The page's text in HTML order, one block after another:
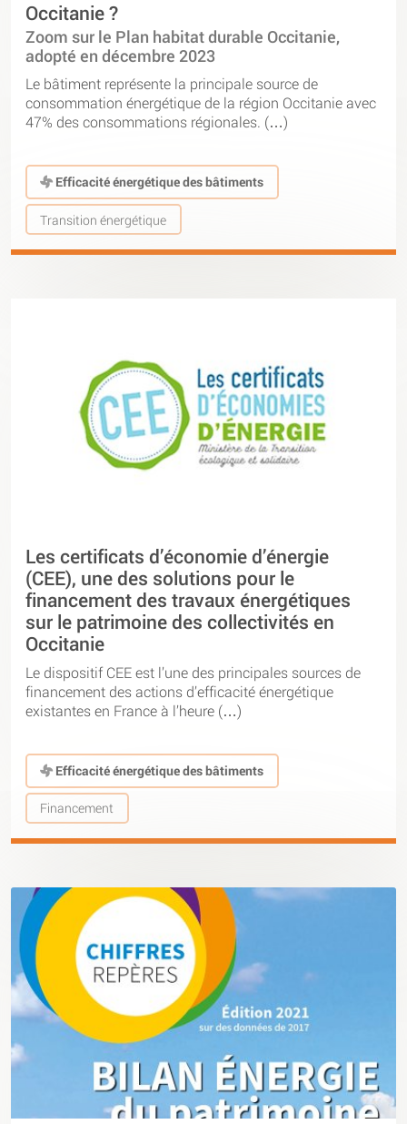
Occitanie ?
Zoom sur le Plan habitat durable Occitanie,
adopté en décembre 2023
Le bâtiment représente la principale source de
consommation énergétique de la région Occitanie avec
47% des consommations régionales. (…)
Efficacité énergétique des bâtiments
Transition énergétique
Les certificats d’économie d’énergie
(CEE), une des solutions pour le
financement des travaux énergétiques
sur le patrimoine des collectivités en
Occitanie
Le dispositif CEE est l’une des principales sources de
financement des actions d’efficacité énergétique
existantes en France à l’heure (…)
Efficacité énergétique des bâtiments
Financement